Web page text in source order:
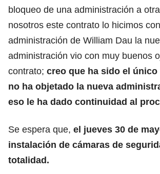
bloqueo de una administración a
nosotros este contrato lo hicimos
administración de William Dau la
administración vio con muy buenos
contrato; creo que ha sido el
no ha objetado la nueva
eso le ha dado continuidad al
Se espera que, el jueves 30 de
instalación de cámaras de
totalidad.